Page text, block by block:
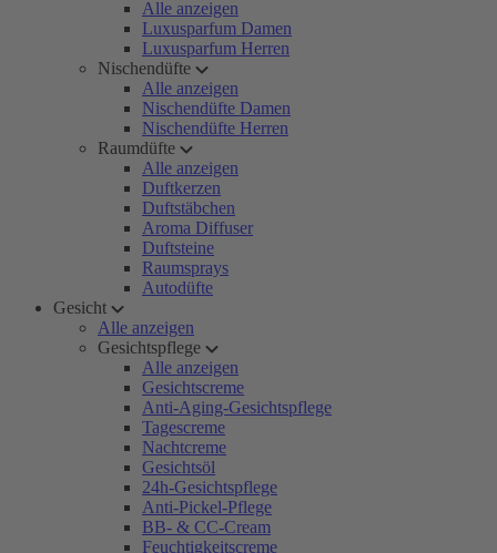
Alle anzeigen
Luxusparfum Damen
Luxusparfum Herren
Nischendüfte
Alle anzeigen
Nischendüfte Damen
Nischendüfte Herren
Raumdüfte
Alle anzeigen
Duftkerzen
Duftstäbchen
Aroma Diffuser
Duftsteine
Raumsprays
Autodüfte
Gesicht
Alle anzeigen
Gesichtspflege
Alle anzeigen
Gesichtscreme
Anti-Aging-Gesichtspflege
Tagescreme
Nachtcreme
Gesichtsöl
24h-Gesichtspflege
Anti-Pickel-Pflege
BB- & CC-Cream
Feuchtigkeitscreme